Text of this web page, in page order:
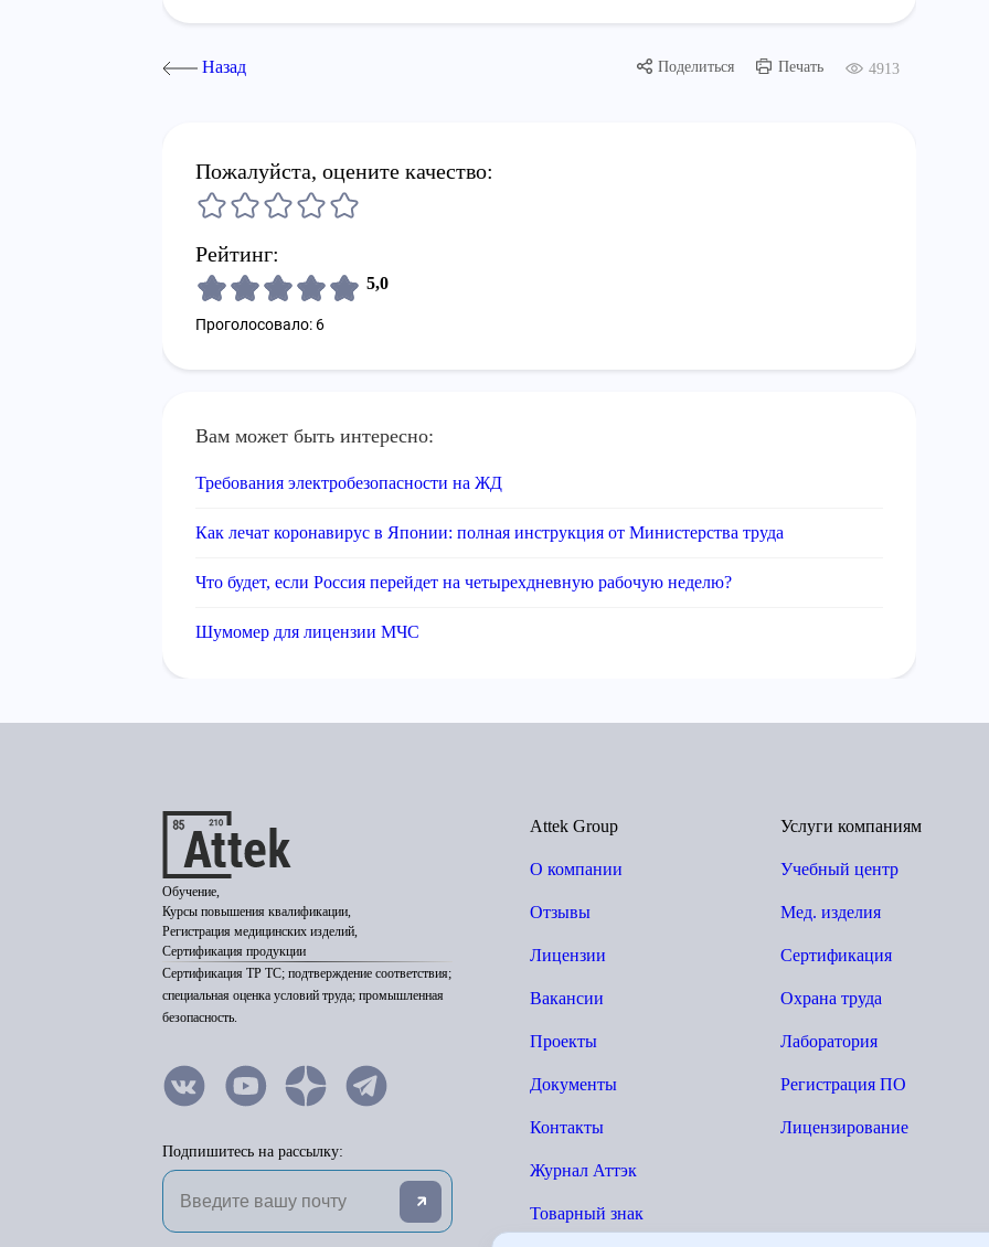
Назад Поделиться Печать 4913
Пожалуйста, оцените качество:
Рейтинг:
5,0
Проголосовало: 6
Вам может быть интересно:
Требования электробезопасности на ЖД
Как лечат коронавирус в Японии: полная инструкция от Министерства труда
Что будет, если Россия перейдет на четырехдневную рабочую неделю?
Шумомер для лицензии МЧС
Обучение,
Курсы повышения квалификации,
Регистрация медицинских изделий,
Сертификация продукции
Сертификация ТР ТС; подтверждение соответствия;
специальная оценка условий труда; промышленная
безопасность.
Подпишитесь на рассылку:
Attek Group
О компании
Отзывы
Лицензии
Вакансии
Проекты
Документы
Контакты
Журнал Аттэк
Товарный знак
Услуги компаниям
Учебный центр
Мед. изделия
Сертификация
Охрана труда
Лаборатория
Регистрация ПО
Лицензирование